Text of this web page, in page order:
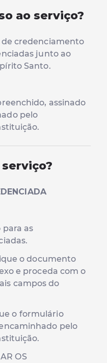
ao serviço?
credenciamento
junto ao
Santo.
assinado
pelo
as
o documento
e proceda com o
campos do
o formulário
pelo
OS